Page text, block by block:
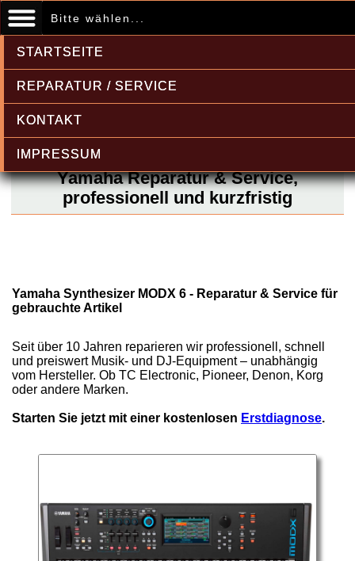
Bitte wählen...
STARTSEITE
REPARATUR / SERVICE
KONTAKT
IMPRESSUM
Yamaha Reparatur & Service,
professionell und kurzfristig
Yamaha Synthesizer MODX 6 - Reparatur & Service für
gebrauchte Artikel
Seit über 10 Jahren reparieren wir professionell, schnell
und preiswert Musik- und DJ-Equipment – unabhängig
vom Hersteller. Ob TC Electronic, Pioneer, Denon, Korg
oder andere Marken.
Starten Sie jetzt mit einer kostenlosen Erstdiagnose.